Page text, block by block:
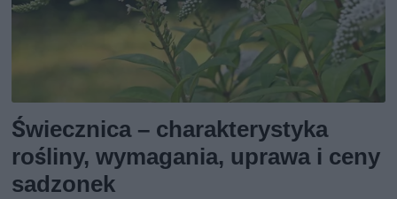
Świecznica – charakterystyka
rośliny, wymagania, uprawa i ceny
sadzonek